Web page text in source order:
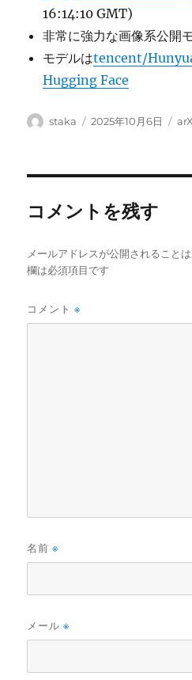
16:14:10 GMT)
非常に強力な画像系公開
モデルはtencent/
Hugging Face
投
staka
投
2025年10月6日
カ
コメントを残す
メールアドレスが公開されることは
欄は必須項目です
コメント※
名前※
メール※